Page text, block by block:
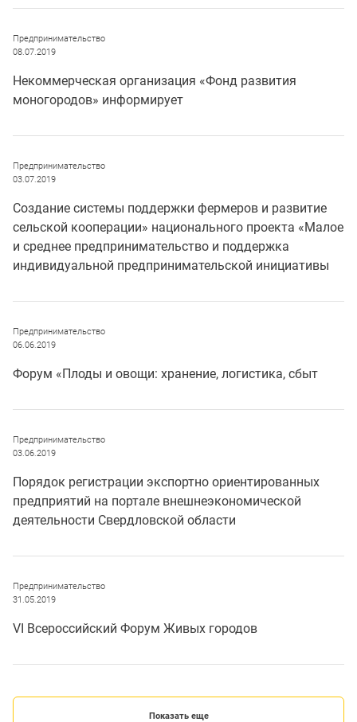
Предпринимательство
08.07.2019
Некоммерческая организация «Фонд развития
моногородов» информирует
Предпринимательство
03.07.2019
Создание системы поддержки фермеров и развитие
сельской кооперации» национального проекта «Малое
и среднее предпринимательство и поддержка
индивидуальной предпринимательской инициативы
Предпринимательство
06.06.2019
Форум «Плоды и овощи: хранение, логистика, сбыт
Предпринимательство
03.06.2019
Порядок регистрации экспортно ориентированных
предприятий на портале внешнеэкономической
деятельности Свердловской области
Предпринимательство
31.05.2019
VI Всероссийский Форум Живых городов
Показать еще